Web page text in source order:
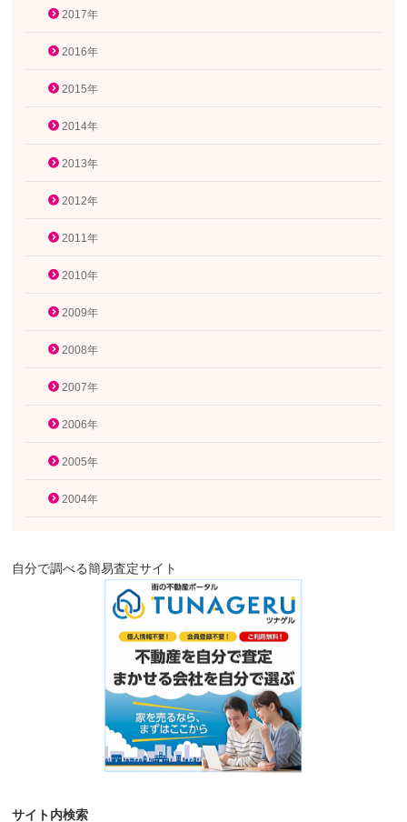
2017年
2016年
2015年
2014年
2013年
2012年
2011年
2010年
2009年
2008年
2007年
2006年
2005年
2004年
自分で調べる簡易査定サイト
サイト内検索